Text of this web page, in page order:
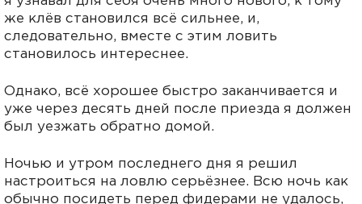
же клёв становился всё сильнее, и,
следовательно, вместе с этим ловить
становилось интереснее.
Однако, всё хорошее быстро заканчивается и
уже через десять дней после приезда я должен
был уезжать обратно домой.
Ночью и утром последнего дня я решил
настроиться на ловлю серьёзнее. Всю ночь как
обычно посидеть перед фидерами не удалось,